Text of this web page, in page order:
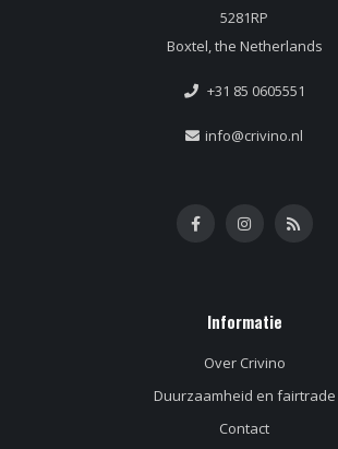
5281RP
Boxtel, the Netherlands
+31 85 0605551
info@crivino.nl
Informatie
Over Crivino
Duurzaamheid en fairtrade
Contact